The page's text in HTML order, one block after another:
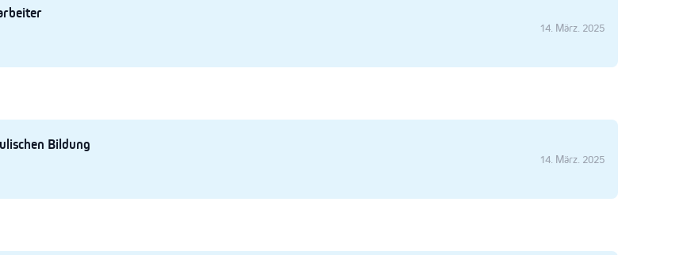
14. März. 2025
Bildung
14. März. 2025